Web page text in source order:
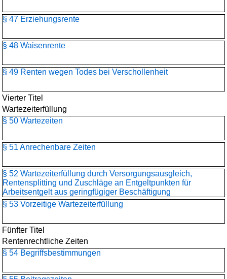
§ 47 Erziehungsrente
§ 48 Waisenrente
§ 49 Renten wegen Todes bei Verschollenheit
Vierter Titel
Wartezeiterfüllung
§ 50 Wartezeiten
§ 51 Anrechenbare Zeiten
§ 52 Wartezeiterfüllung durch Versorgungsausgleich,
Rentensplitting und Zuschläge an Entgeltpunkten für
Arbeitsentgelt aus geringfügiger Beschäftigung
§ 53 Vorzeitige Wartezeiterfüllung
Fünfter Titel
Rentenrechtliche Zeiten
§ 54 Begriffsbestimmungen